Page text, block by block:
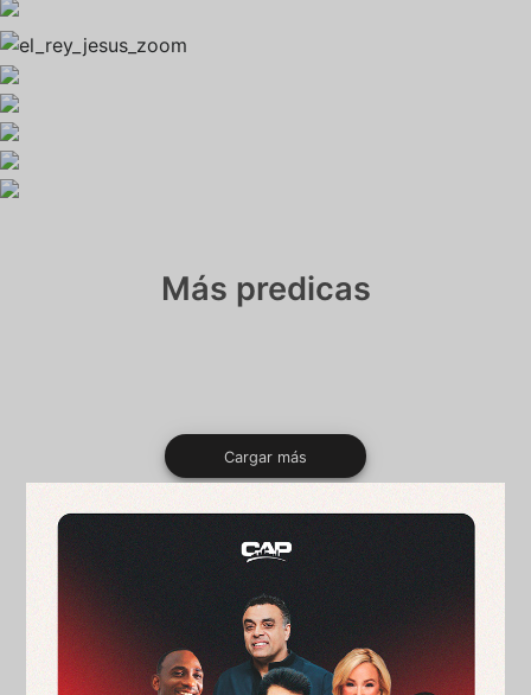
Más predicas
Cargar más